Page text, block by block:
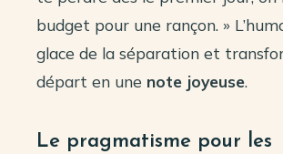
budget pour une rançon. »
glace de la séparation et
départ en une note joyeuse.
Le pragmatisme pour les